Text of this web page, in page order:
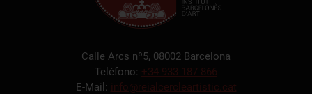
Calle Arcs nº5, 08002 Barcelona
Teléfono: +34 933 187 866
E-Mail: info@reialcercleartistic.cat